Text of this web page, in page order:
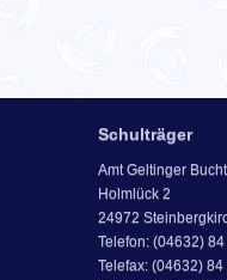
Schulträger
Amt Geltinger Bucht
Holmlück 2
24972
Telefon: (04632)
Telefax: (04632) 84